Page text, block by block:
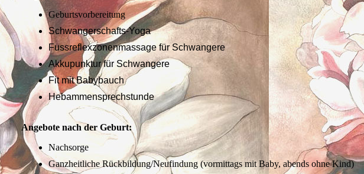
Geburtsvorbereitung
Schwangerschafts-Yoga
Fussreflexzonenmassage für Schwangere
Akkupunktur für Schwangere
Fit mit Babybauch
Hebammensprechstunde
Angebote nach der Geburt:
Nachsorge
Ganzheitliche Rückbildung/Neufindung (vormittags mit Baby, abends ohne Kind)